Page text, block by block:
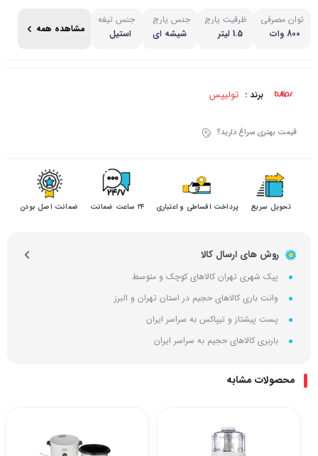
توان مصرفی
800 وات
ظرقیت پارچ
1.5 لیتر
جنس پارچ
شیشه ای
جنس تیغه
استیل
مشاهده همه
برند : تولیپس
قیمت بهتری سراغ دارید؟
تحویل سریع پرداخت اقساطی و اعتباری ۲۴ ساعت ضمانت ضمانت اصل بودن
روش های ارسال کالا
پیک شهری تهران کالاهای کوچک و متوسط
وانت باری کالاهای حجیم در استان تهران و البرز
پست پیشتاز و تیپاکس به سراسر ایران
باربری کالاهای حجیم به سراسر ایران
محصولات مشابه